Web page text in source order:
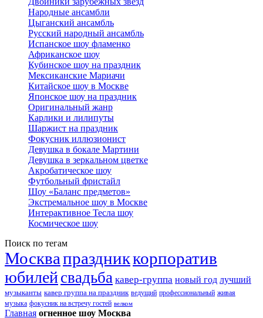
Народные ансамбли
Цыганский ансамбль
Русский народный ансамбль
Испанское шоу фламенко
Африканское шоу
Кубинское шоу на праздник
Мексиканские Мариачи
Китайское шоу в Москве
Японское шоу на праздник
Оригинальный жанр
Карлики и лилипуты
Шаржист на праздник
Фокусник иллюзионист
Девушка в бокале Мартини
Девушка в зеркальном цветке
Акробатическое шоу
Футбольный фристайл
Шоу «Баланс предметов»
Экстремальное шоу в Москве
Интерактивное Тесла шоу
Космическое шоу
Поиск по тегам
Москвапраздниккорпоратив
юбилейсвадьба кавер-группа новый год лучший
музыканты кавер группа на праздник ведущий профессиональный живая
музыка фокусник на встречу гостей велком
Главная огненное шоу Москва